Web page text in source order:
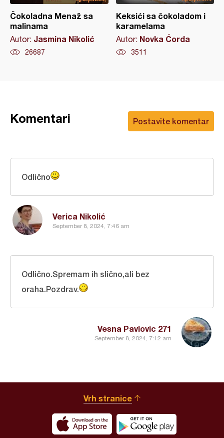
Čokoladna Menaž sa
malinama
Autor: Jasmina Nikolić
26687
Keksići sa čokoladom i
karamelama
Autor: Novka Ćorda
3511
Postavite komentar
Komentari
Verica Nikolić
September 8, 2024, 7:46 am
Odlično
Vesna Pavlovic 271
September 8, 2024, 7:12 am
Odlično.Spremam ih slično,ali bez
oraha.Pozdrav.
Vrh stranice